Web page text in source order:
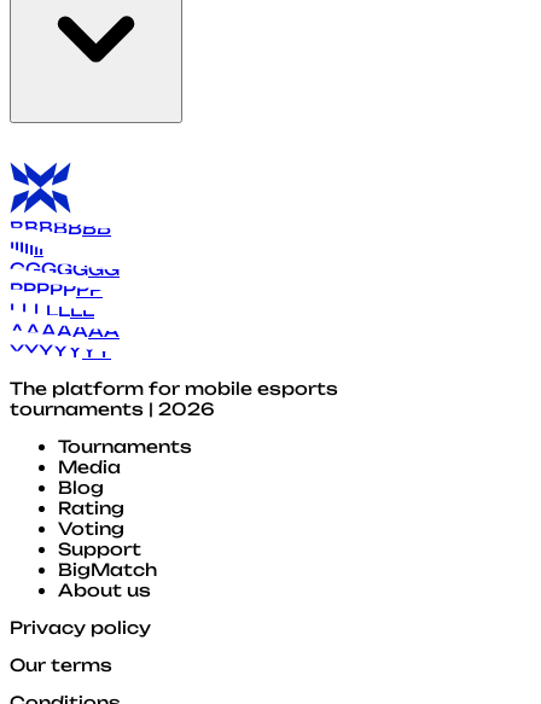
BBBBBBB
IIIIIII
GGGGGGG
PPPPPPP
L L L LLLL
A AAAAAA
YYYYY Y Y
The platform for mobile esports
tournaments | 2026
Tournaments
Media
Blog
Rating
Voting
Support
BigMatch
About us
Privacy policy
Our terms